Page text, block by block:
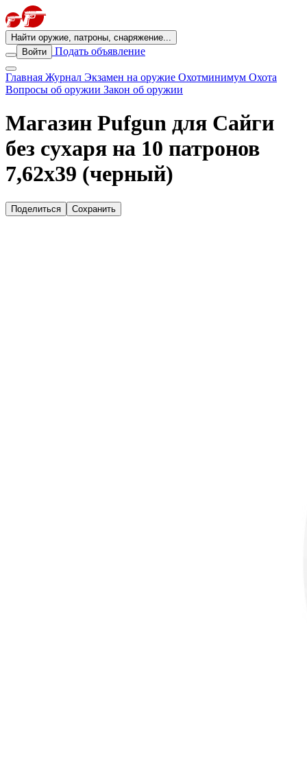
Найти оружие, патроны, снаряжение...
Войти
Подать объявление
Главная Журнал Экзамен на оружие Охотминимум Охота
Вопросы об оружии Закон об оружии
Магазин Pufgun для Сайги
без сухаря на 10 патронов
7,62х39 (черный)
Поделиться Сохранить